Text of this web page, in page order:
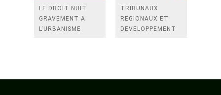
LE DROIT NUIT
GRAVEMENT A
L'URBANISME
TRIBUNAUX
REGIONAUX ET
DEVELOPPEMENT
KAMOTO